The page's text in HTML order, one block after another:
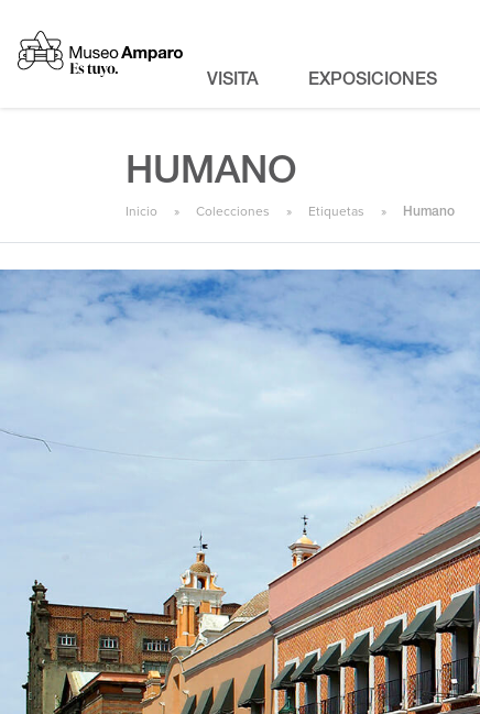
VISITA EXPOSICIONES
HUMANO
Inicio Colecciones Etiquetas Humano